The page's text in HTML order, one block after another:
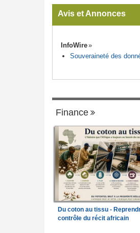
Avis et Annonces
InfoWire
Souveraineté des
Finance
Du coton au tissu -
contrôle du récit africain